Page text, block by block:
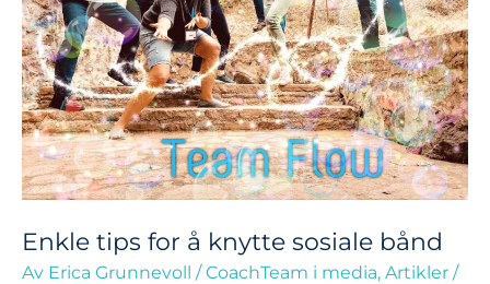
Enkle tips for å knytte sosiale bånd
Av Erica Grunnevoll /CoachTeam i media, Artikler /